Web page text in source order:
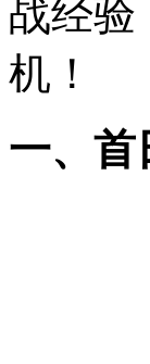
战经验
机！
一、首